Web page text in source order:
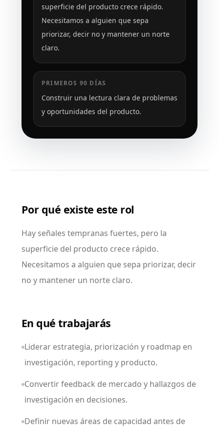
superficie del producto crece rápido.
Necesitamos a alguien que sepa
priorizar, decir no y mantener un norte
claro.
PRIMEROS 90 DÍAS
Construir una lectura clara de problemas
y oportunidades del producto.
Por qué existe este rol
Hay señales tempranas fuertes, pero la
superficie del producto crece rápido.
Necesitamos a alguien que sepa priorizar, decir
no y mantener un norte claro.
En qué trabajarás
Liderar estrategia, priorización y roadmap en
investigación, reporting y producto.
Convertir feedback de mercado y hallazgos de
investigación en decisiones.
Definir nuevas áreas de capacidad antes de